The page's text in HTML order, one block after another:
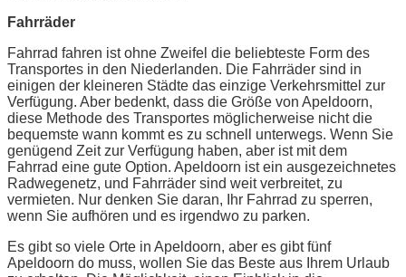
Fahrräder
Fahrrad fahren ist ohne Zweifel die beliebteste Form des
Transportes in den Niederlanden. Die Fahrräder sind in
einigen der kleineren Städte das einzige Verkehrsmittel zur
Verfügung. Aber bedenkt, dass die Größe von Apeldoorn,
diese Methode des Transportes möglicherweise nicht die
bequemste wann kommt es zu schnell unterwegs. Wenn Sie
genügend Zeit zur Verfügung haben, aber ist mit dem
Fahrrad eine gute Option. Apeldoorn ist ein ausgezeichnetes
Radwegenetz, und Fahrräder sind weit verbreitet, zu
vermieten. Nur denken Sie daran, Ihr Fahrrad zu sperren,
wenn Sie aufhören und es irgendwo zu parken.
Es gibt so viele Orte in Apeldoorn, aber es gibt fünf
Apeldoorn do muss, wollen Sie das Beste aus Ihrem Urlaub